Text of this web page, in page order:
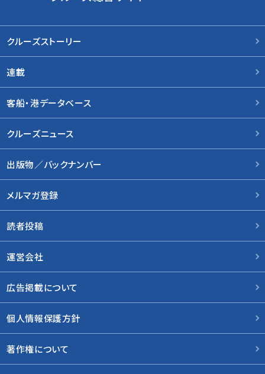
クルーズストーリー
連載
客船・港データベース
クルーズニュース
出版物／バックナンバー
メルマガ登録
読者投稿
運営会社
広告掲載について
個人情報保護方針
著作権について